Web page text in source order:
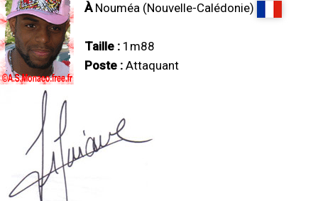
ÀNouméa (Nouvelle-Calédonie)
Taille : 1m88
Poste : Attaquant